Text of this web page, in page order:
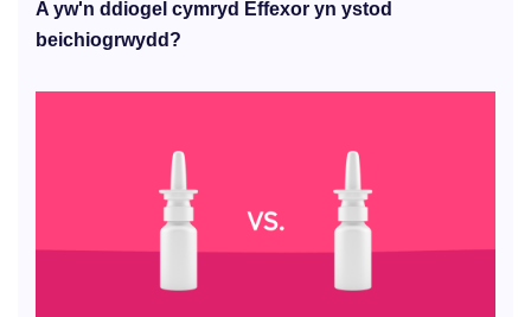
A yw'n ddiogel cymryd Effexor yn ystod
beichiogrwydd?